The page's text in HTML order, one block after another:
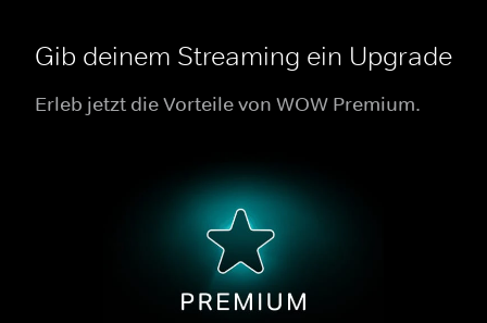
Gib deinem Streaming ein Upgrade
Erleb jetzt die Vorteile von WOW Premium.